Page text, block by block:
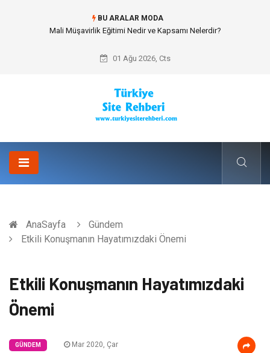
BU ARALAR MODA
Forma Yaptırma Girişimiyle Akademik Spor Topluluklarında Kurumsal
01 Ağu 2026, Cts
AnaSayfa
Gündem
Etkili Konuşmanın Hayatımızdaki Önemi
Etkili Konuşmanın Hayatımızdaki
Önemi
GÜNDEM Mar 2020, Çar